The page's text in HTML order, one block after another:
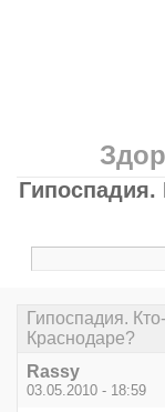
Гипоспадия.
Краснодаре?
Rassy
03.05.2010 - 18:59